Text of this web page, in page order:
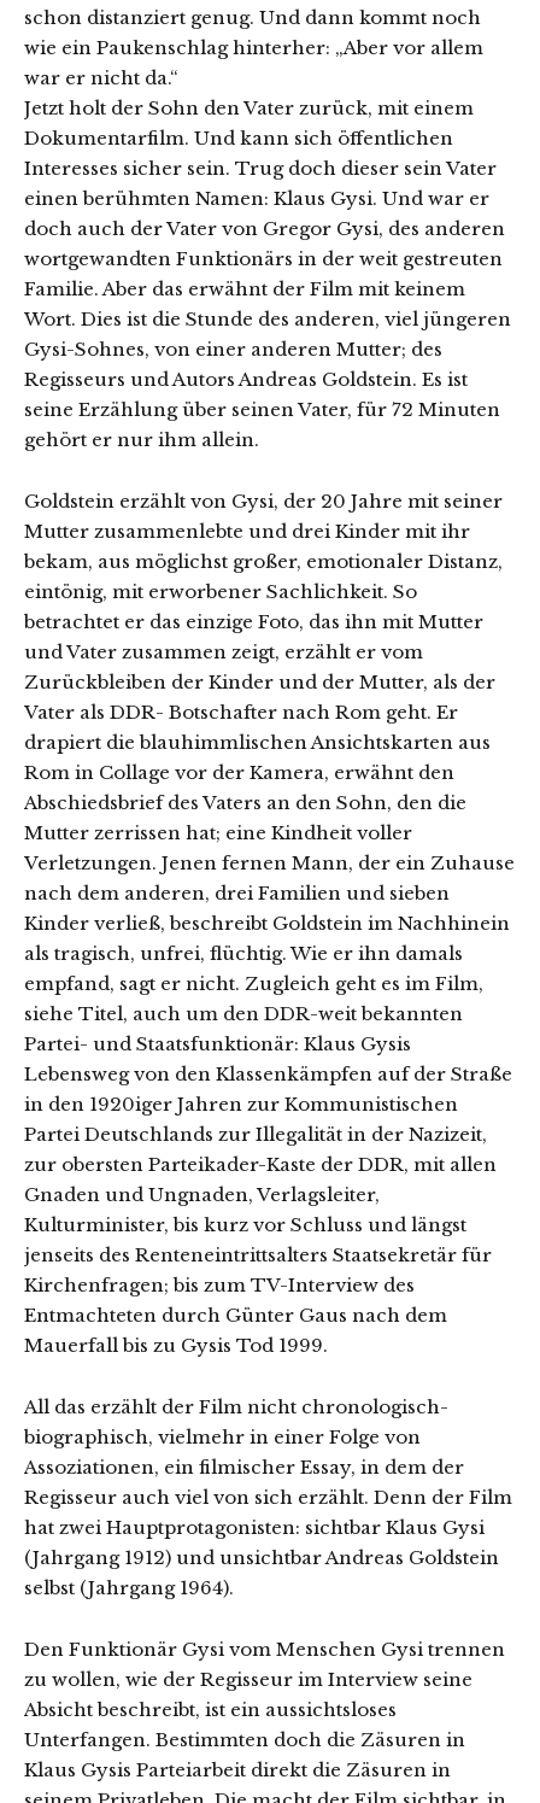
schon distanziert genug. Und dann kommt noch
wie ein Paukenschlag hinterher: „Aber vor allem
war er nicht da.“
Jetzt holt der Sohn den Vater zurück, mit einem
Dokumentarfilm. Und kann sich öffentlichen
Interesses sicher sein. Trug doch dieser sein Vater
einen berühmten Namen: Klaus Gysi. Und war er
doch auch der Vater von Gregor Gysi, des anderen
wortgewandten Funktionärs in der weit gestreuten
Familie. Aber das erwähnt der Film mit keinem
Wort. Dies ist die Stunde des anderen, viel jüngeren
Gysi-Sohnes, von einer anderen Mutter; des
Regisseurs und Autors Andreas Goldstein. Es ist
seine Erzählung über seinen Vater, für 72 Minuten
gehört er nur ihm allein.
Goldstein erzählt von Gysi, der 20 Jahre mit seiner
Mutter zusammenlebte und drei Kinder mit ihr
bekam, aus möglichst großer, emotionaler Distanz,
eintönig, mit erworbener Sachlichkeit. So
betrachtet er das einzige Foto, das ihn mit Mutter
und Vater zusammen zeigt, erzählt er vom
Zurückbleiben der Kinder und der Mutter, als der
Vater als DDR- Botschafter nach Rom geht. Er
drapiert die blauhimmlischen Ansichtskarten aus
Rom in Collage vor der Kamera, erwähnt den
Abschiedsbrief des Vaters an den Sohn, den die
Mutter zerrissen hat; eine Kindheit voller
Verletzungen. Jenen fernen Mann, der ein Zuhause
nach dem anderen, drei Familien und sieben
Kinder verließ, beschreibt Goldstein im Nachhinein
als tragisch, unfrei, flüchtig. Wie er ihn damals
empfand, sagt er nicht. Zugleich geht es im Film,
siehe Titel, auch um den DDR-weit bekannten
Partei- und Staatsfunktionär: Klaus Gysis
Lebensweg von den Klassenkämpfen auf der Straße
in den 1920iger Jahren zur Kommunistischen
Partei Deutschlands zur Illegalität in der Nazizeit,
zur obersten Parteikader-Kaste der DDR, mit allen
Gnaden und Ungnaden, Verlagsleiter,
Kulturminister, bis kurz vor Schluss und längst
jenseits des Renteneintrittsalters Staatsekretär für
Kirchenfragen; bis zum TV-Interview des
Entmachteten durch Günter Gaus nach dem
Mauerfall bis zu Gysis Tod 1999.
All das erzählt der Film nicht chronologisch-
biographisch, vielmehr in einer Folge von
Assoziationen, ein filmischer Essay, in dem der
Regisseur auch viel von sich erzählt. Denn der Film
hat zwei Hauptprotagonisten: sichtbar Klaus Gysi
(Jahrgang 1912) und unsichtbar Andreas Goldstein
selbst (Jahrgang 1964).
Den Funktionär Gysi vom Menschen Gysi trennen
zu wollen, wie der Regisseur im Interview seine
Absicht beschreibt, ist ein aussichtsloses
Unterfangen. Bestimmten doch die Zäsuren in
Klaus Gysis Parteiarbeit direkt die Zäsuren in